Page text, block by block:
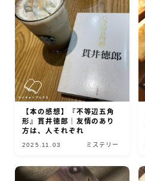
【本の感想】『不等辺五角
形』貫井徳郎｜友情のあり
方は、人それぞれ
2025.11.03 ミステリー